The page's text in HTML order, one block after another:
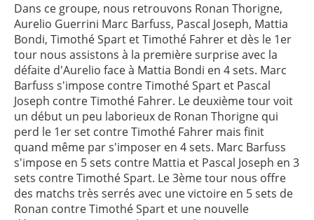
Dans ce groupe, nous retrouvons Ronan Thorigne,
Aurelio Guerrini Marc Barfuss, Pascal Joseph, Mattia
Bondi, Timothé Spart et Timothé Fahrer et dès le 1er
tour nous assistons à la première surprise avec la
défaite d'Aurelio face à Mattia Bondi en 4 sets. Marc
Barfuss s'impose contre Timothé Spart et Pascal
Joseph contre Timothé Fahrer. Le deuxième tour voit
un début un peu laborieux de Ronan Thorigne qui
perd le 1er set contre Timothé Fahrer mais finit
quand même par s'imposer en 4 sets. Marc Barfuss
s'impose en 5 sets contre Mattia et Pascal Joseph en 3
sets contre Timothé Spart. Le 3ème tour nous offre
des matchs très serrés avec une victoire en 5 sets de
Ronan contre Timothé Spart et une nouvelle